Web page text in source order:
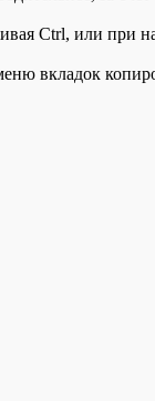
Ctrl, или при
вкладок